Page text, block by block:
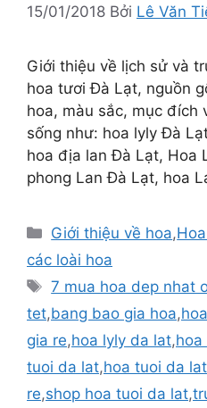
15/01/2018 Bởi Lê Văn
Giới thiệu về lịch sử và
hoa tươi Đà Lạt, nguồn
hoa, màu sắc, mục đích
sống như: hoa lyly Đà
hoa địa lan Đà Lạt, Hoa
phong Lan Đà Lạt, hoa
Danh
mục
Giới thiệu về hoa,
các loài hoa
Thẻ
7 mua hoa dep nhat
tet,bang bao gia hoa,
gia re,hoa lyly da lat,hoa
tuoi da lat,hoa tuoi da
re,shop hoa tuoi da lat,